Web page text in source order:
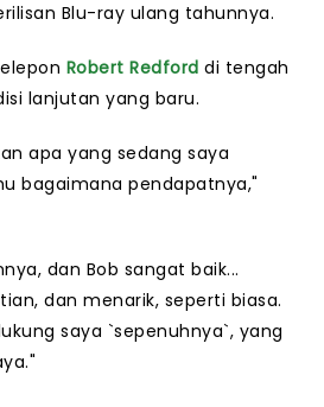
Blu-ray ulang tahunnya.
Robert Redford di tengah
lanjutan yang baru.
apa yang sedang saya
bagaimana pendapatnya,"
dan Bob sangat baik...
dan menarik, seperti biasa.
saya `sepenuhnya`, yang